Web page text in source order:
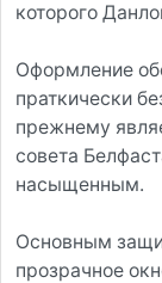
которого
Оформление
праткически
прежнему
совета
насыщенным.
Основным
прозрачное